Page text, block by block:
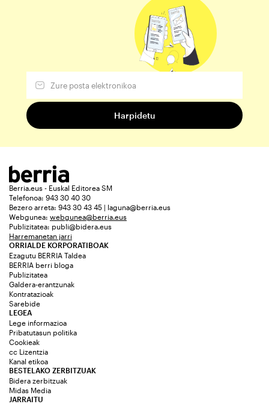
Berria.eus - Euskal Editorea SM
Telefonoa: 943 30 40 30
Bezero arreta: 943 30 43 45 | laguna@berria.eus
Webgunea: webgunea@berria.eus
Publizitatea: publi@bidera.eus
Harremanetan jarri
ORRIALDE KORPORATIBOAK
Ezagutu BERRIA Taldea
BERRIA berri bloga
Publizitatea
Galdera-erantzunak
Kontratazioak
Sarebide
JARRAITU
LEGEA
Lege informazioa
Pribatutasun politika
Cookieak
cc Lizentzia
Kanal etikoa
BESTELAKO ZERBITZUAK
Bidera zerbitzuak
Midas Media